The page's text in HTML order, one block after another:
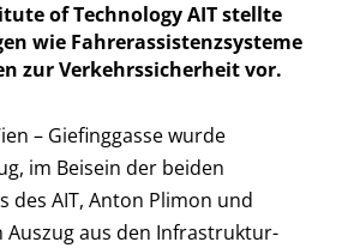
of Technology AIT stellte
wie Fahrerassistenzsysteme
zur Verkehrssicherheit vor.
– Giefinggasse wurde
im Beisein der beiden
des AIT, Anton Plimon und
Auszug aus den Infrastruktur-